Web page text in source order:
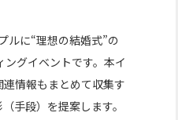
ルに“理想の結婚式”の
グイベントです。本イ
情報もまとめて収集す
手段）を提案します。